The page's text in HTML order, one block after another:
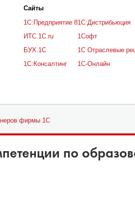
Cайты
1С:Предприятие 8
ИТС.1C.ru
БУХ.1С
1С:Консалтинг
1С:Дистрибьюция
1Софт
1С Отраслевые
1С-Онлайн
фирмы 1С
по